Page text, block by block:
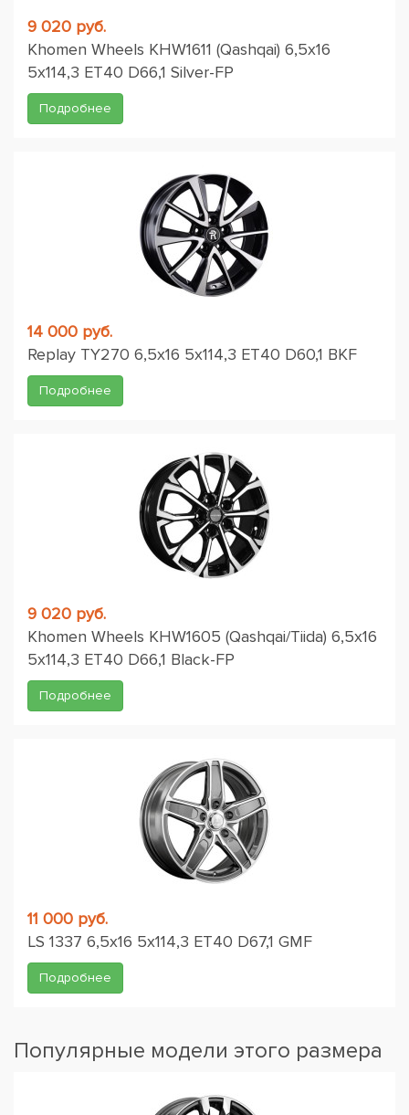
9 020 руб.
Khomen Wheels KHW1611 (Qashqai) 6,5x16
5x114,3 ET40 D66,1 Silver-FP
Подробнее
14 000 руб.
Replay TY270 6,5x16 5x114,3 ET40 D60,1 BKF
Подробнее
9 020 руб.
Khomen Wheels KHW1605 (Qashqai/Tiida) 6,5x16
5x114,3 ET40 D66,1 Black-FP
Подробнее
11 000 руб.
LS 1337 6,5x16 5x114,3 ET40 D67,1 GMF
Подробнее
Популярные модели этого размера